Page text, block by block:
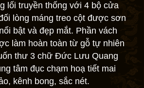
lối truyền thống với 4 bộ cửa
lòng máng treo cột được sơn
bật và đẹp mắt. Phần vách
làm hoàn toàn từ gỗ tự nhiên
thư 3 chữ Đức Lưu Quang
tâm đục chạm hoạ tiết mai
kênh bong, sắc nét.